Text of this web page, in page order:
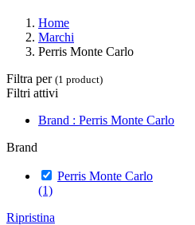
Home
Marchi
Perris Monte Carlo
Filtra per (1 product)
Filtri attivi
Brand : Perris Monte Carlo
Brand
Perris Monte Carlo
(1)
Ripristina